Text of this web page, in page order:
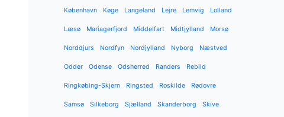
København Køge Langeland Lejre Lemvig Lolland
Læsø Mariagerfjord Middelfart Midtjylland Morsø
Norddjurs Nordfyn Nordjylland Nyborg Næstved
Odder Odense Odsherred Randers Rebild
Ringkøbing-Skjern Ringsted Roskilde Rødovre
Samsø Silkeborg Sjælland Skanderborg Skive